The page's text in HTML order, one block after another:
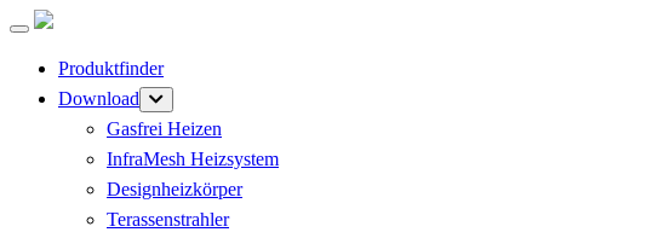
Produktfinder
Download
Gasfrei Heizen
InfraMesh Heizsystem
Designheizkörper
Terassenstrahler